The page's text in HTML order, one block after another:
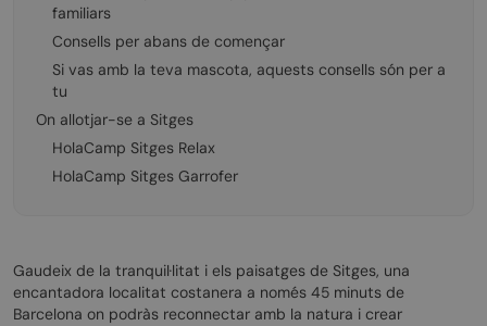
familiars
Consells per abans de començar
Si vas amb la teva mascota, aquests consells són per a
tu
On allotjar-se a Sitges
HolaCamp Sitges Relax
HolaCamp Sitges Garrofer
Gaudeix de la tranquil·litat i els paisatges de Sitges, una
encantadora localitat costanera a només 45 minuts de
Barcelona on podràs reconnectar amb la natura i crear